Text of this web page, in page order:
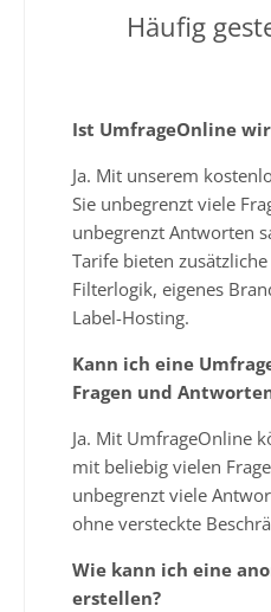
Häufig
Ist UmfrageOnline
Ja. Mit unserem
Sie unbegrenzt viele
unbegrenzt Antworten
Tarife bieten
Filterlogik, eigenes
Label-Hosting.
Kann ich eine
Fragen und
Ja. Mit UmfrageOnline
mit beliebig vielen
unbegrenzt viele
ohne versteckte
Wie kann ich eine
erstellen?